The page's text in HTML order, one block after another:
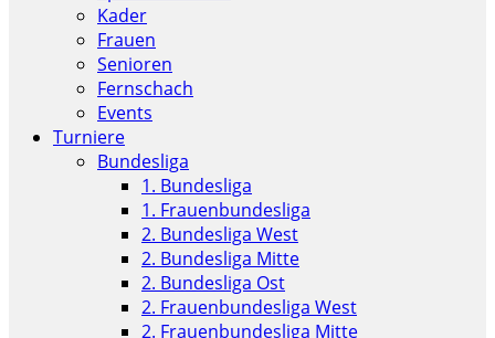
Kader
Frauen
Senioren
Fernschach
Events
Turniere
Bundesliga
1. Bundesliga
1. Frauenbundesliga
2. Bundesliga West
2. Bundesliga Mitte
2. Bundesliga Ost
2. Frauenbundesliga West
2. Frauenbundesliga Mitte